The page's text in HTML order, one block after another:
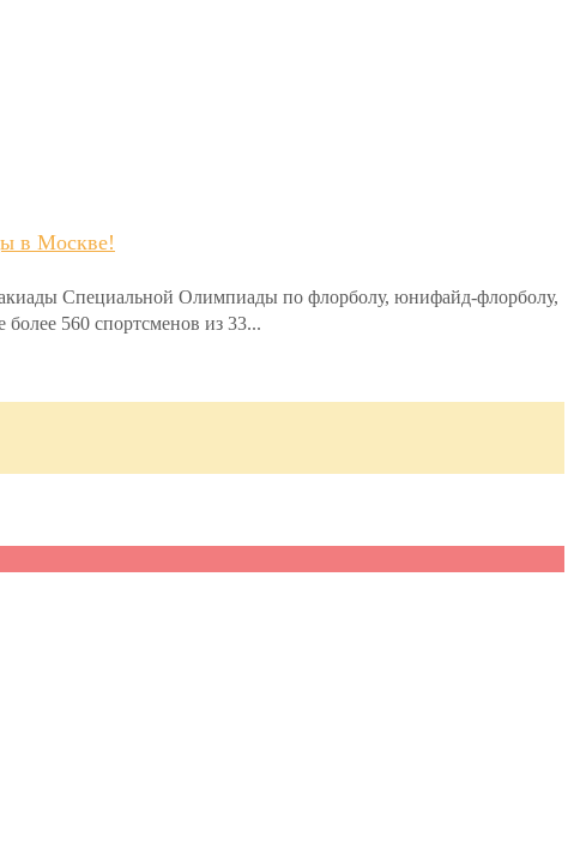
в Москве!
Специальной Олимпиады по флорболу, юнифайд-флорболу,
560 спортсменов из 33...